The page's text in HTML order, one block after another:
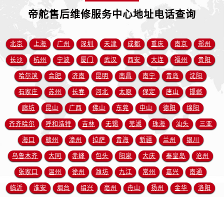
江西省南昌市红谷滩新区红谷中大道998号绿地双子塔（中央广场）A1座办公楼14层1407室帝舵售后服务中心（需提前预约）
江西省萍乡市安源区萍安北大道与康庄路交叉口帝舵售后服务中心（需提前预约）
江西省上饶市信州区滨江西路帝舵售后服务中心（需提前预约）
江西省新余市渝水区北湖西路帝舵售后服务中心（需提前预约）
江西省宜春市袁州区中山中路帝舵售后服务中心（需提前预约）
江西省鹰潭市月湖区胜利东路帝舵售后服务中心（需提前预约）
山东省德州市德城区东风中路帝舵售后服务中心（需提前预约）
山东省东营市东营区济南路帝舵售后服务中心（需提前预约）
山东省济南市历下区经十路11111号华润中心写字楼（万象城）15层1508室帝舵售后服务中心（需提前预约）
山东省济宁市任城区太白楼路帝舵售后服务中心（需提前预约）
山东省莱芜市文化南路8号银座商城名表维修一楼名表维修帝舵售后服务中心（需提前预约）
帝舵售后维修服务中心地址电话查询
北京 上海 广州 深圳 天津 成都 重庆 南京 郑州
长沙 杭州 宁波 厦门 武汉 西安 大连 福州 贵阳
哈尔滨 合肥 济南 昆明 南昌 南宁 青岛 沈阳
石家庄 苏州 长春 河北 太原 保定 唐山 邯郸
廊坊 昆山 广西 佛山 东莞 中山 德阳 绵阳
齐齐哈尔 呼和浩特 吉林 无锡 芜湖 珠海 汕头 三亚
海口 赣州 漳州 拉萨 青海 新疆 兰州 银川
乌鲁木齐 大同 赤峰 包头 阳泉 大庆 秦皇岛 沧州
张家口 温州 徐州 潍坊 九江 常州 嘉兴 南通
临沂 淮安 烟台 绍兴 亳州 舟山 扬州 金华 洛阳